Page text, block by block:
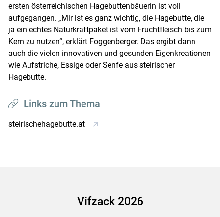
ersten österreichischen Hagebuttenbäuerin ist voll
aufgegangen. „Mir ist es ganz wichtig, die Hagebutte, die
ja ein echtes Naturkraftpaket ist vom Fruchtfleisch bis zum
Kern zu nutzen“, erklärt Foggenberger. Das ergibt dann
auch die vielen innovativen und gesunden Eigenkreationen
wie Aufstriche, Essige oder Senfe aus steirischer
Hagebutte.
Links zum Thema
steirischehagebutte.at
Vifzack 2026